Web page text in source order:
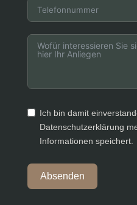
Ich bin damit
Datenschutzerklärung
Informationen speichert.
Absenden